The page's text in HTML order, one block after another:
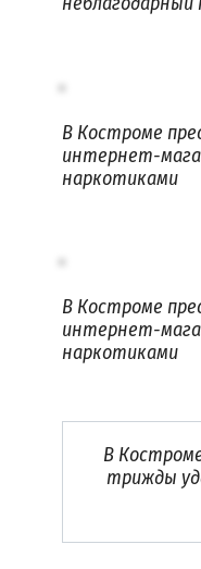
В Костроме
интернет-
наркотиками
В Костроме
интернет-
наркотиками
В
трижды